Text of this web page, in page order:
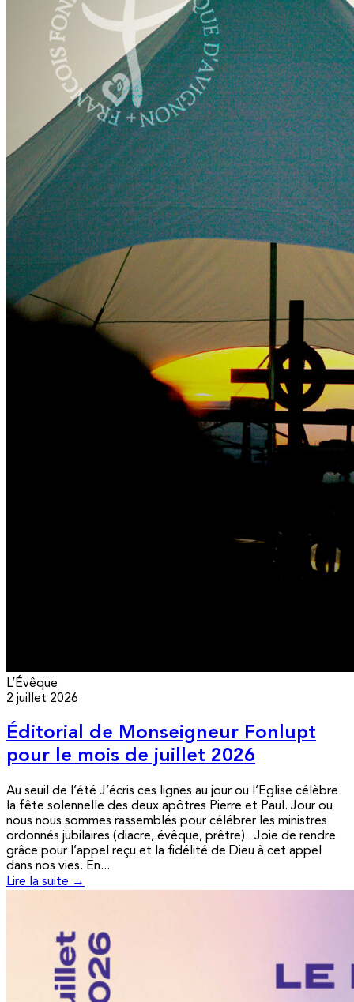
L’Évêque
2 juillet 2026
Éditorial de Monseigneur Fonlupt
pour le mois de juillet 2026
Au seuil de l’été J’écris ces lignes au jour ou l’Eglise célèbre
la fête solennelle des deux apôtres Pierre et Paul. Jour ou
nous nous sommes rassemblés pour célébrer les ministres
ordonnés jubilaires (diacre, évêque, prêtre). Joie de rendre
grâce pour l’appel reçu et la fidélité de Dieu à cet appel
dans nos vies. En...
Lire la suite →